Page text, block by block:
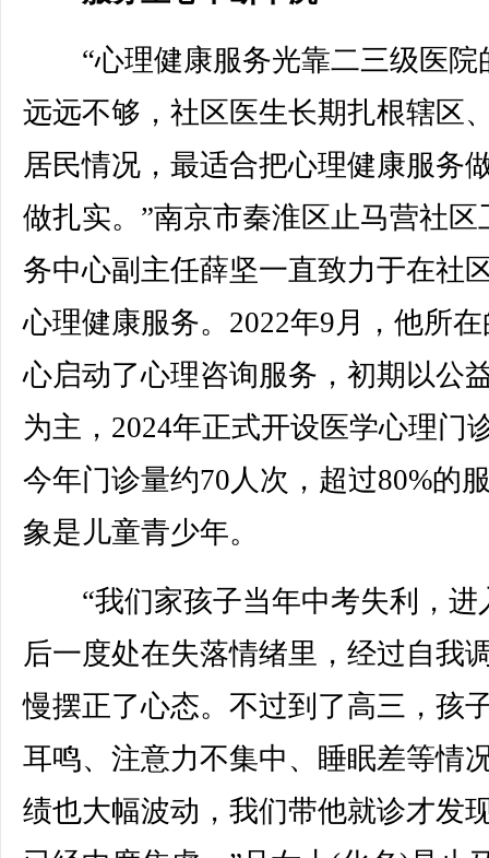
“心理健康服务光靠二三级医院
远远不够，社区医生长期扎根辖区
居民情况，最适合把心理健康服务
做扎实。”南京市秦淮区止马营社区
务中心副主任薛坚一直致力于在社
心理健康服务。2022年9月，他所
心启动了心理咨询服务，初期以公
为主，2024年正式开设医学心理门
今年门诊量约70人次，超过80%的
象是儿童青少年。
“我们家孩子当年中考失利，进
后一度处在失落情绪里，经过自我
慢摆正了心态。不过到了高三，孩
耳鸣、注意力不集中、睡眠差等情
绩也大幅波动，我们带他就诊才发